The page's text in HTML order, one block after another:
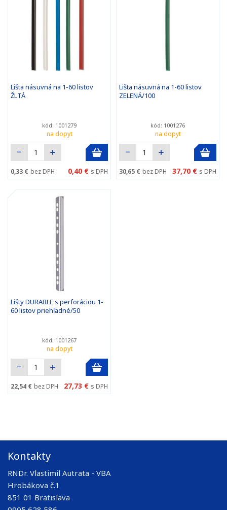
Lišta násuvná na 1-60 listov
ŽLTÁ
kód: 1001279
na dopyt
0,33 € bez DPH 0,40 € s DPH
Lišta násuvná na 1-60 listov
ZELENÁ/100
kód: 1001276
na dopyt
30,65 € bez DPH 37,70 € s DPH
Lišty DURABLE s perforáciou 1-
60 listov priehľadné/50
kód: 1001267
na dopyt
22,54 € bez DPH 27,73 € s DPH
Kontakty
RNDr. Vlastimil Autrata - VBA
Hrobákova č.1
851 01 Bratislava